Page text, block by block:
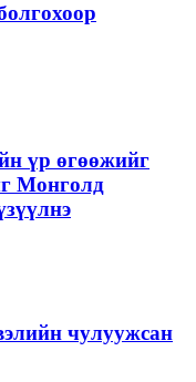
үр өгөөжийг
Монголд
чулуужсан